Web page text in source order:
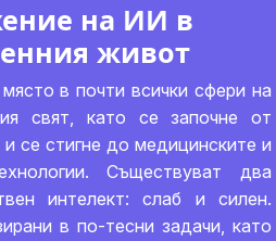
на ИИ в
живот
в почти всички сфери на
свят, като се започне от
и се стигне до медицинските и
Съществуват два
интелект: слаб и силен.
в по-тесни задачи, като